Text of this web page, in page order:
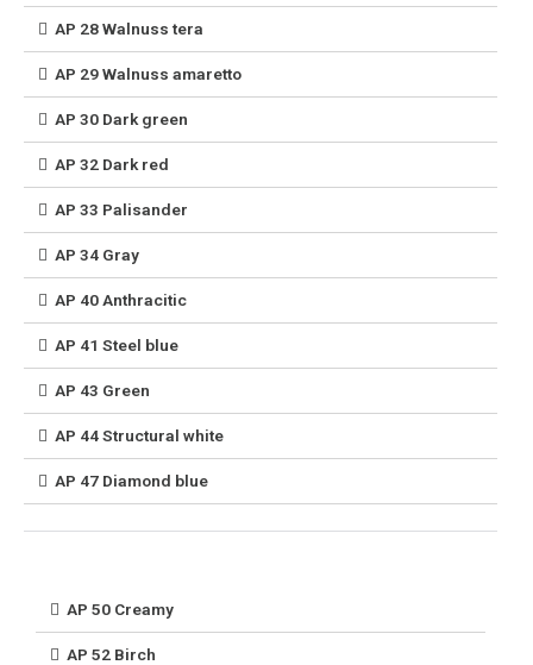
AP 28 Walnuss tera
AP 29 Walnuss amaretto
AP 30 Dark green
AP 32 Dark red
AP 33 Palisander
AP 34 Gray
AP 40 Anthracitic
AP 41 Steel blue
AP 43 Green
AP 44 Structural white
AP 47 Diamond blue
AP 50 Creamy
AP 52 Birch